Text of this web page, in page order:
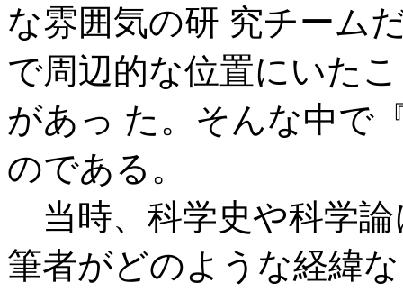
な雰囲気の研 究チーム
で周辺的な位置にいた
があっ た。そんな中で
のである。
当時、科学史や科学
筆者がどのような経緯